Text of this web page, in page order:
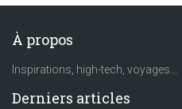
À propos
Inspirations, high-tech, voyages...
Derniers articles